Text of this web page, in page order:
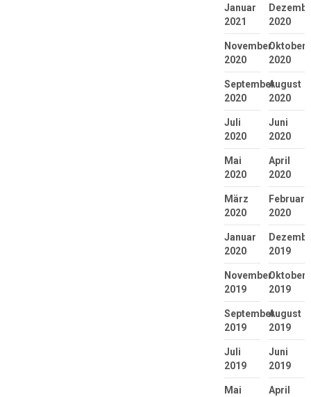
Januar
2021
2020
November
2020
Oktober
2020
September
2020
August
2020
Juli
2020
Juni
2020
Mai
2020
April
2020
März
2020
Februar
2020
Januar
2020
2019
November
2019
Oktober
2019
September
2019
August
2019
Juli
2019
Juni
2019
Mai
April